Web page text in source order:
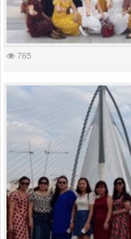
765